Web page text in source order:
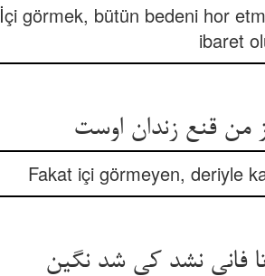
İçi görmek, bütün bedeni hor
ibaret
Fakat içi görmeyen, deriyle